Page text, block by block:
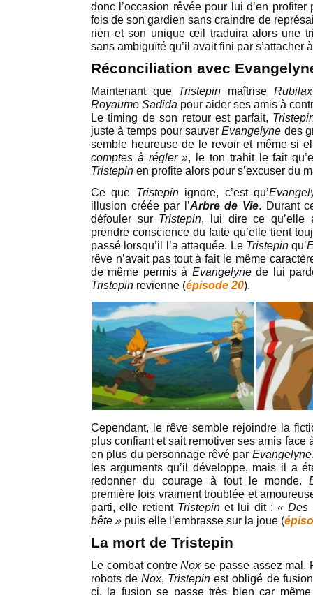
donc l’occasion rêvée pour lui d’en
fois de son gardien sans craindre de
rien et son unique œil traduira alors une
sans ambiguïté qu’il avait fini par s’attacher
Réconciliation avec
Maintenant que Tristepin maîtrise Rubilax
Royaume Sadida pour aider ses amis à
Le timing de son retour est parfait,
juste à temps pour sauverEvangelyne des
semble heureuse de le revoir et même si
comptes à régler », le ton trahit le fait
Tristepin en profite alors pour s’excuser du
Ce que Tristepin ignore, c’est qu’
illusion créée par l’Arbre de Vie. Durant
défouler sur Tristepin, lui dire ce qu’elle
prendre conscience du faite qu’elle tient
passé lorsqu’il l’a attaquée. Le Tristepin qu’
rêve n’avait pas tout à fait le même
de même permis à Evangelynede lui
Tristepin revienne (épisode 20).
Cependant, le rêve semble rejoindre la
plus confiant et sait remotiver ses amis face
en plus du personnage rêvé par Evangelyne
les arguments qu’il développe, mais il a
redonner du courage à tout le monde.
première fois vraiment troublée et
parti, elle retient Tristepin et lui dit : « Des
bête » puis elle l’embrasse sur la joue (
La mort de Tristepin
Le combat contreNoxse passe assez mal.
robots deNox, Tristepinest obligé de
ci, la fusion se passe très bien car